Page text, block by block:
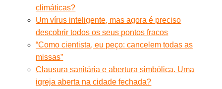
climáticas?
Um vírus inteligente, mas agora é preciso
descobrir todos os seus pontos fracos
“Como cientista, eu peço: cancelem todas as
missas”
Clausura sanitária e abertura simbólica. Uma
igreja aberta na cidade fechada?